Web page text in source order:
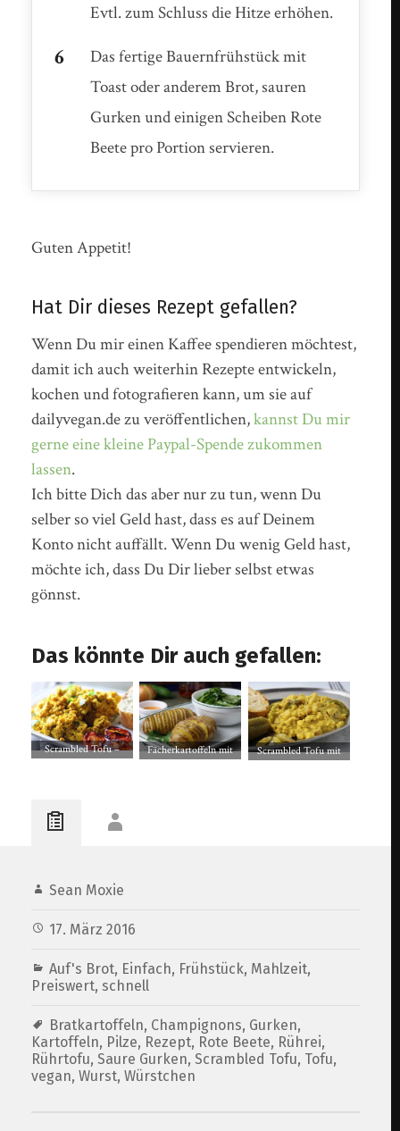
Evtl. zum Schluss die Hitze erhöhen.
Das fertige Bauernfrühstück mit
Toast oder anderem Brot, sauren
Gurken und einigen Scheiben Rote
Beete pro Portion servieren.
Guten Appetit!
Hat Dir dieses Rezept gefallen?
Wenn Du mir einen Kaffee spendieren möchtest,
damit ich auch weiterhin Rezepte entwickeln,
kochen und fotografieren kann, um sie auf
dailyvegan.de zu veröffentlichen,kannst Du mir
gerne eine kleine Paypal-Spende zukommen
lassen.
Ich bitte Dich das aber nur zu tun, wenn Du
selber so viel Geld hast, dass es auf Deinem
Konto nicht auffällt. Wenn Du wenig Geld hast,
möchte ich, dass Du Dir lieber selbst etwas
gönnst.
Das könnte Dir auch gefallen:
Scrambled Tofu –
Fächerkartoffeln mit
Scrambled Tofu mit
Sean Moxie
17. März 2016
Auf's Brot, Einfach, Frühstück, Mahlzeit,
Preiswert, schnell
Bratkartoffeln, Champignons, Gurken,
Kartoffeln, Pilze, Rezept, Rote Beete, Rührei,
Rührtofu,Saure Gurken,Scrambled Tofu, Tofu,
vegan,Wurst,Würstchen